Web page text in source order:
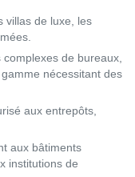
villas de luxe, les
de bureaux,
nécessitant des
aux entrepôts,
aux bâtiments
institutions de